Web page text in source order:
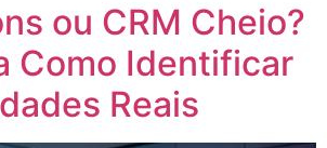
ou CRM Cheio?
Como Identificar
Reais